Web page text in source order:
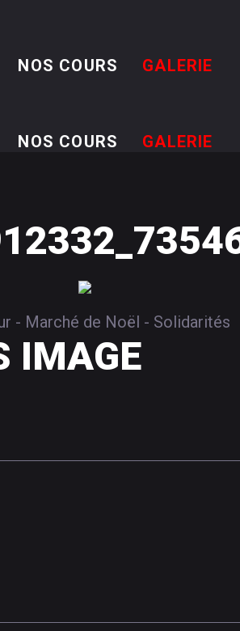
NOS COURS GALERIE
NOS COURS GALERIE
- Marché de Noël - Solidarités
IMAGE